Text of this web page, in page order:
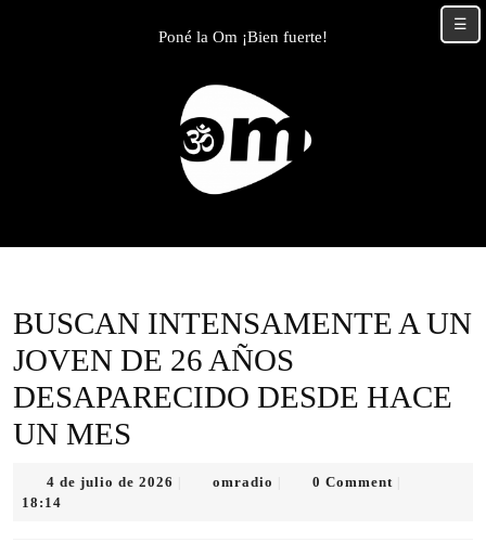
Poné la Om ¡Bien fuerte!
BUSCAN INTENSAMENTE A UN
JOVEN DE 26 AÑOS
DESAPARECIDO DESDE HACE
UN MES
4 de julio de 2026 omradio omradio0 Comment
18:14
☰